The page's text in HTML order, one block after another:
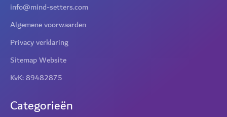
info@mind-setters.com
Algemene voorwaarden
Privacy verklaring
Sitemap Website
KvK: 89482875
Categorieën